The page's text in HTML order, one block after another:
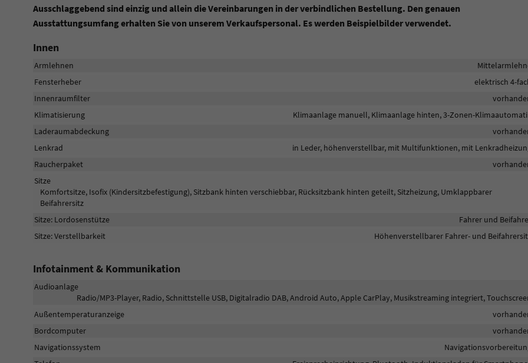
Ausschlaggebend sind einzig und allein die Vereinbarungen in der verbindlichen Bestellung. Den genauen
Ausstattungsumfang erhalten Sie von unserem Verkaufspersonal. Es werden Beispielbilder verwendet.
Innen
Armlehnen
Fensterheber
elektrisch 4-
Innenraumfilter
Klimatisierung
Klimaanlage manuell, Klimaanlage hinten, 3-Zonen-
Laderaumabdeckung
Lenkrad
in Leder, höhenverstellbar, mit Multifunktionen, mit
Raucherpaket
Sitze
Komfortsitze, Isofix (Kindersitzbefestigung), Sitzbank hinten verschiebbar, Rücksitzbank hinten geteilt, Sitzheizung, Umklappbarer
Beifahrersitz
Sitze: Lordosenstütze
Fahrer und
Sitze: Verstellbarkeit
Höhenverstellbarer Fahrer- und
Infotainment & Kommunikation
Audioanlage
Radio/MP3-Player, Radio, Schnittstelle USB, Digitalradio DAB, Android Auto, Apple CarPlay, Musikstreaming integriert,
Außentemperaturanzeige
Bordcomputer
Navigationssystem